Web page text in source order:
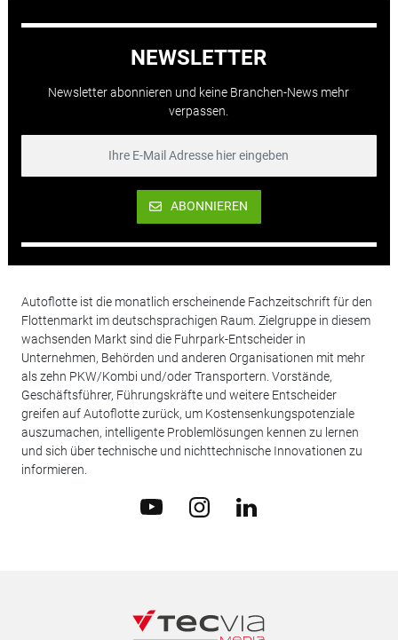
NEWSLETTER
Newsletter abonnieren und keine Branchen-News mehr
verpassen.
ABONNIEREN
Autoflotte ist die monatlich erscheinende Fachzeitschrift für den
Flottenmarkt im deutschsprachigen Raum. Zielgruppe in diesem
wachsenden Markt sind die Fuhrpark-Entscheider in
Unternehmen, Behörden und anderen Organisationen mit mehr
als zehn PKW/Kombi und/oder Transportern. Vorstände,
Geschäftsführer, Führungskräfte und weitere Entscheider
greifen auf Autoflotte zurück, um Kostensenkungspotenziale
auszumachen, intelligente Problemlösungen kennen zu lernen
und sich über technische und nichttechnische Innovationen zu
informieren.